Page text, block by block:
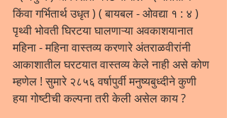
किंवा गर्भितार्थ उधृत ) ( बायबल - ओवद्या १ : ४ )
पृथ्वी भोवती घिरटया घालणाऱ्या अवकाशयानात
महिना - महिना वास्तव्य करणारे अंतराळवीरांनी
आकाशातील घरटयात वास्तव्य केले नाही असे कोण
म्हणेल ! सुमारे २८५६ वर्षापुर्वी मनुष्यबुध्दीने कुणी
हया गोष्टीची कल्पना तरी केली असेल काय ?